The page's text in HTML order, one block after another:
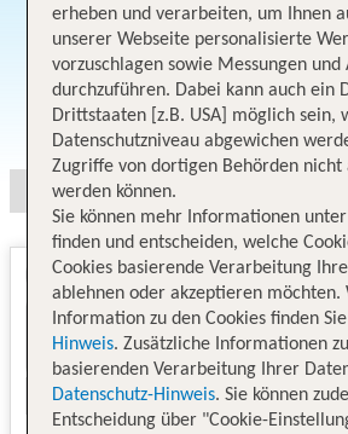
erheben und verarbeiten, um Ihnen
unserer Webseite personalisierte
vorzuschlagen sowie Messungen und
durchzuführen. Dabei kann auch ein
Drittstaaten [z.B. USA] möglich sein,
Datenschutzniveau abgewichen
Zugriffe von dortigen Behörden nicht
werden können.
Sie können mehr Informationen
finden und entscheiden, welche
Cookies basierende Verarbeitung
ablehnen oder akzeptieren möchten.
Information zu den Cookies finden
Hinweis. Zusätzliche Informationen
basierenden Verarbeitung Ihrer
Datenschutz-Hinweis. Sie können
Entscheidung über "Cookie-